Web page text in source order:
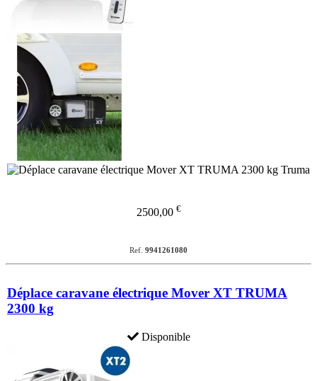
2500,00 €
Ref. 9941261080
Déplace caravane électrique Mover XT TRUMA
2300 kg
Disponible